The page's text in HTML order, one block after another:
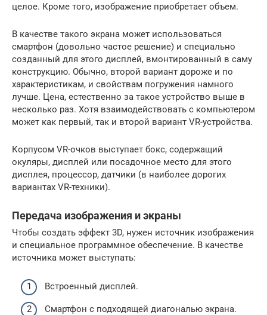
целое. Кроме того, изображение приобретает объем.
В качестве такого экрана может использоваться
смартфон (довольно частое решение) и специально
созданный для этого дисплей, вмонтированный в саму
конструкцию. Обычно, второй вариант дороже и по
характеристикам, и свойствам погружения намного
лучше. Цена, естественно за такое устройство выше в
несколько раз. Хотя взаимодействовать с компьютером
может как первый, так и второй вариант VR-устройства.
Корпусом VR-очков выступает бокс, содержащий
окуляры, дисплей или посадочное место для этого
дисплея, процессор, датчики (в наиболее дорогих
вариантах VR-техники).
Передача изображения и экраны
Чтобы создать эффект 3D, нужен источник изображения
и специальное программное обеспечение. В качестве
источника может выступать:
Встроенный дисплей.
Смартфон с подходящей диагональю экрана.